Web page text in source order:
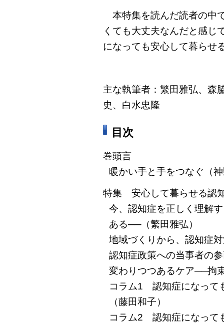
本特集を読んだ読者の中
くても大丈夫なんだと感じ
になっても安心して暮らせ
主な執筆者：繁田雅弘、森
史、白水忠隆
目次
巻頭言
暖かい手と手をつなぐ（
特集 安心して暮らせる認
今、認知症を正しく理解
ある──（繁田雅弘）
地域づくりから、認知症
認知症政策への当事者の
変わりつつあるケア──拘
コラム1 認知症になって
（藤田和子）
コラム2 認知症になって